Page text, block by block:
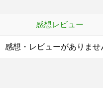
感想レビュー
感想・レビューがありませ